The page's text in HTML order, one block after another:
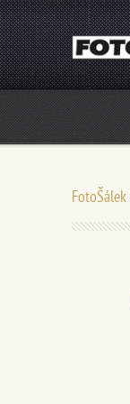
FotoŠálek